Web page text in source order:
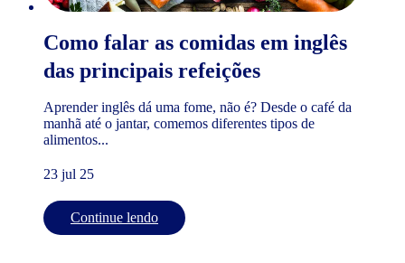
Como falar as comidas em inglês
das principais refeições
Aprender inglês dá uma fome, não é? Desde o café da
manhã até o jantar, comemos diferentes tipos de
alimentos...
23 jul 25
Continue lendo